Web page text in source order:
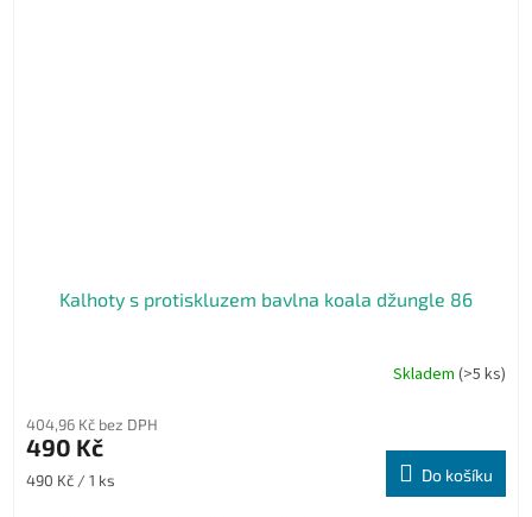
Kalhoty s protiskluzem bavlna koala džungle 86
Skladem (>5 ks)
404,96 Kč bez DPH
490 Kč
Měrná
490 Kč / 1 ks Do košíku